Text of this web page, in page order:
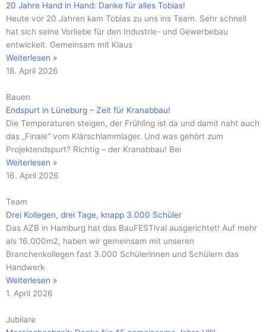
20 Jahre Hand in Hand: Danke für alles Tobias!
Heute vor 20 Jahren kam Tobias zu uns ins Team. Sehr schnell
hat sich seine Vorliebe für den Industrie- und Gewerbebau
entwickelt. Gemeinsam mit Klaus
Weiterlesen »
18. April 2026
Bauen
Endspurt in Lüneburg – Zeit für Kranabbau!
Die Temperaturen steigen, der Frühling ist da und damit naht auch
das „Finale“ vom Klärschlammlager. Und was gehört zum
Projektendspurt? Richtig – der Kranabbau! Bei
Weiterlesen »
16. April 2026
Team
Drei Kollegen, drei Tage, knapp 3.000 Schüler
Das AZB in Hamburg hat das BauFESTival ausgerichtet! Auf mehr
als 16.000m2, haben wir gemeinsam mit unseren
Branchenkollegen fast 3.000 Schülerinnen und Schülern das
Handwerk
Weiterlesen »
1. April 2026
Jubilare